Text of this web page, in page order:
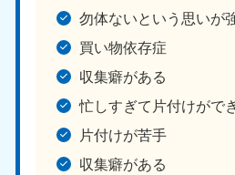
勿体ないという思いが
買い物依存症
収集癖がある
忙しすぎて片付けがで
片付けが苦手
収集癖がある